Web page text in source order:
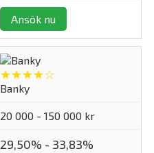
Ansök nu
★★★★☆
Banky
20 000 - 150 000 kr
29,50% - 33,83%